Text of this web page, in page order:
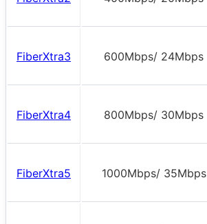
FiberXtra3 600Mbps/ 24Mbps
FiberXtra4 800Mbps/ 30Mbps
FiberXtra5 1000Mbps/ 35Mbps